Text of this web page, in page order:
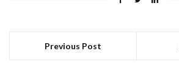
Previous Post